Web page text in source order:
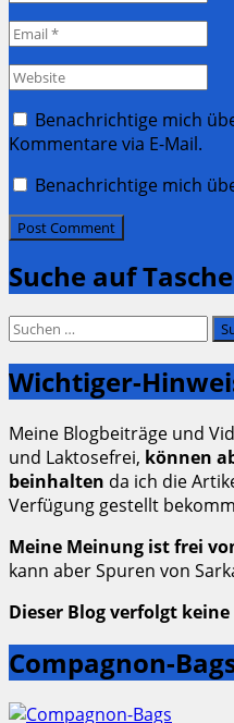
Email
Website
Benachrichtige mich
Kommentare via E-Mail.
Benachrichtige mich
Suche auf
Suchen
Wichtiger-
Meine Blogbeiträge und
und Laktosefrei, können
beinhalten da ich die
Verfügung gestellt
Meine Meinung ist frei
kann aber Spuren von
Dieser Blog verfolgt
Compagnon-